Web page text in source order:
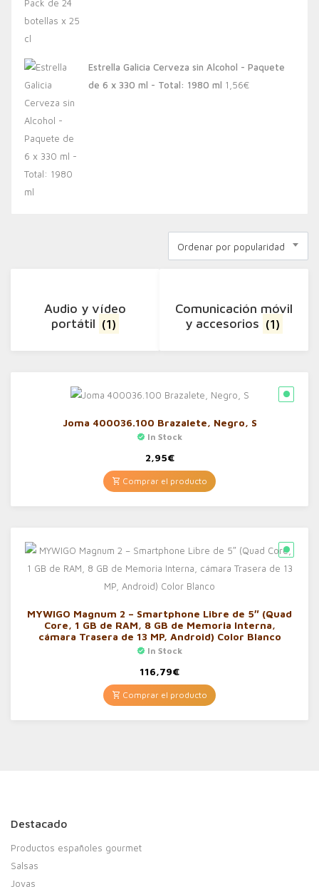
Estrella Galicia Cerveza sin Alcohol - Paquete
de 6 x 330 ml - Total: 1980 ml 1,56€
Ordenar por popularidad
Audio y vídeo
portátil (1)
Comunicación móvil
y accesorios (1)
Joma 400036.100 Brazalete, Negro, S
In Stock
2,95€
Comprar el producto
MYWIGO Magnum 2 – Smartphone Libre de 5″ (Quad
Core, 1 GB de RAM, 8 GB de Memoria Interna,
cámara Trasera de 13 MP, Android) Color Blanco
In Stock
116,79€
Comprar el producto
Destacado
Productos españoles gourmet
Salsas
Joyas